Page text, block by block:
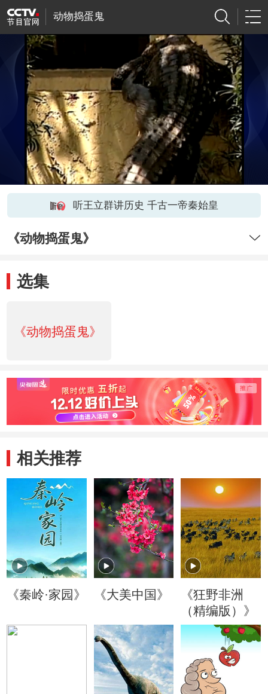
动物捣蛋鬼
听王立群讲历史 千古一帝秦始皇
《动物捣蛋鬼》
选集
《动物捣蛋鬼》
相关推荐
《秦岭·家园》 《大美中国》
《狂野非洲
（精编版）》